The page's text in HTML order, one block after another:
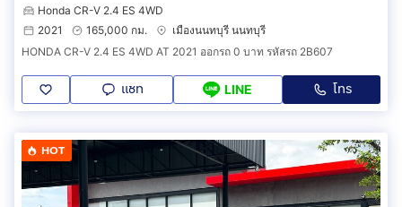
Honda CR-V 2.4 ES 4WD
2021
165,000 กม.
เมืองนนทบุรี นนทบุรี
HONDA CR-V 2.4 ES 4WD AT 2021 ออกรถ 0 บาท รหัสรถ 2B607
แชท LINE โทร
HOT